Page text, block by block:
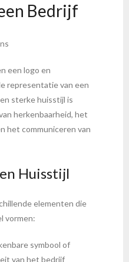
Bedrijf
een logo en
representatie van een
sterke huisstijl is
herkenbaarheid, het
het communiceren van
Huisstijl
elementen die
vormen:
symbool of
van het bedrijf